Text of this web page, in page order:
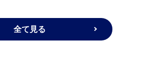
全て見る